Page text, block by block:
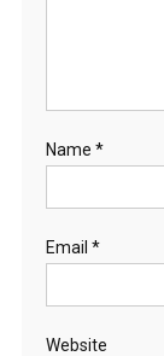
Name *
Email *
Website